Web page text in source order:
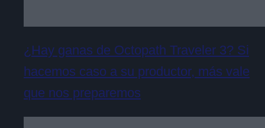
¿Hay ganas de Octopath Traveler 3? Si
hacemos caso a su productor, más vale
que nos preparemos